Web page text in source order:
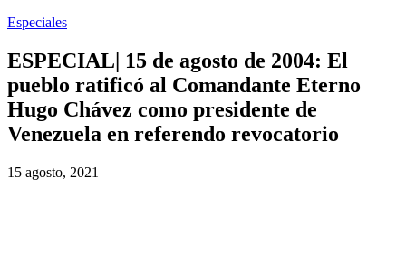
Especiales
ESPECIAL| 15 de agosto de 2004: El
pueblo ratificó al Comandante Eterno
Hugo Chávez como presidente de
Venezuela en referendo revocatorio
15 agosto, 2021